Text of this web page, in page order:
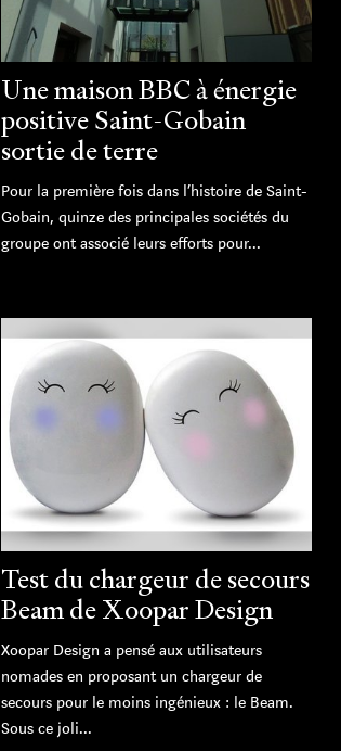
Une maison BBC à énergie
positive Saint-Gobain
sortie de terre
Pour la première fois dans l’histoire de Saint-
Gobain, quinze des principales sociétés du
groupe ont associé leurs efforts pour...
Test du chargeur de secours
Beam de Xoopar Design
Xoopar Design a pensé aux utilisateurs
nomades en proposant un chargeur de
secours pour le moins ingénieux : le Beam.
Sous ce joli...